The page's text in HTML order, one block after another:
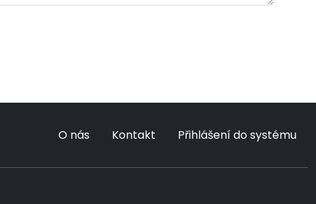
O nás Kontakt Přihlášení do systému